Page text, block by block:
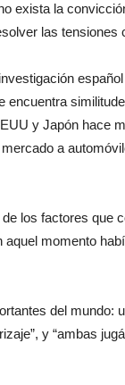
exista la
las tensiones
encuentra
y Japón hace
a
los factores que
aquel momento
del mundo:
y “ambas